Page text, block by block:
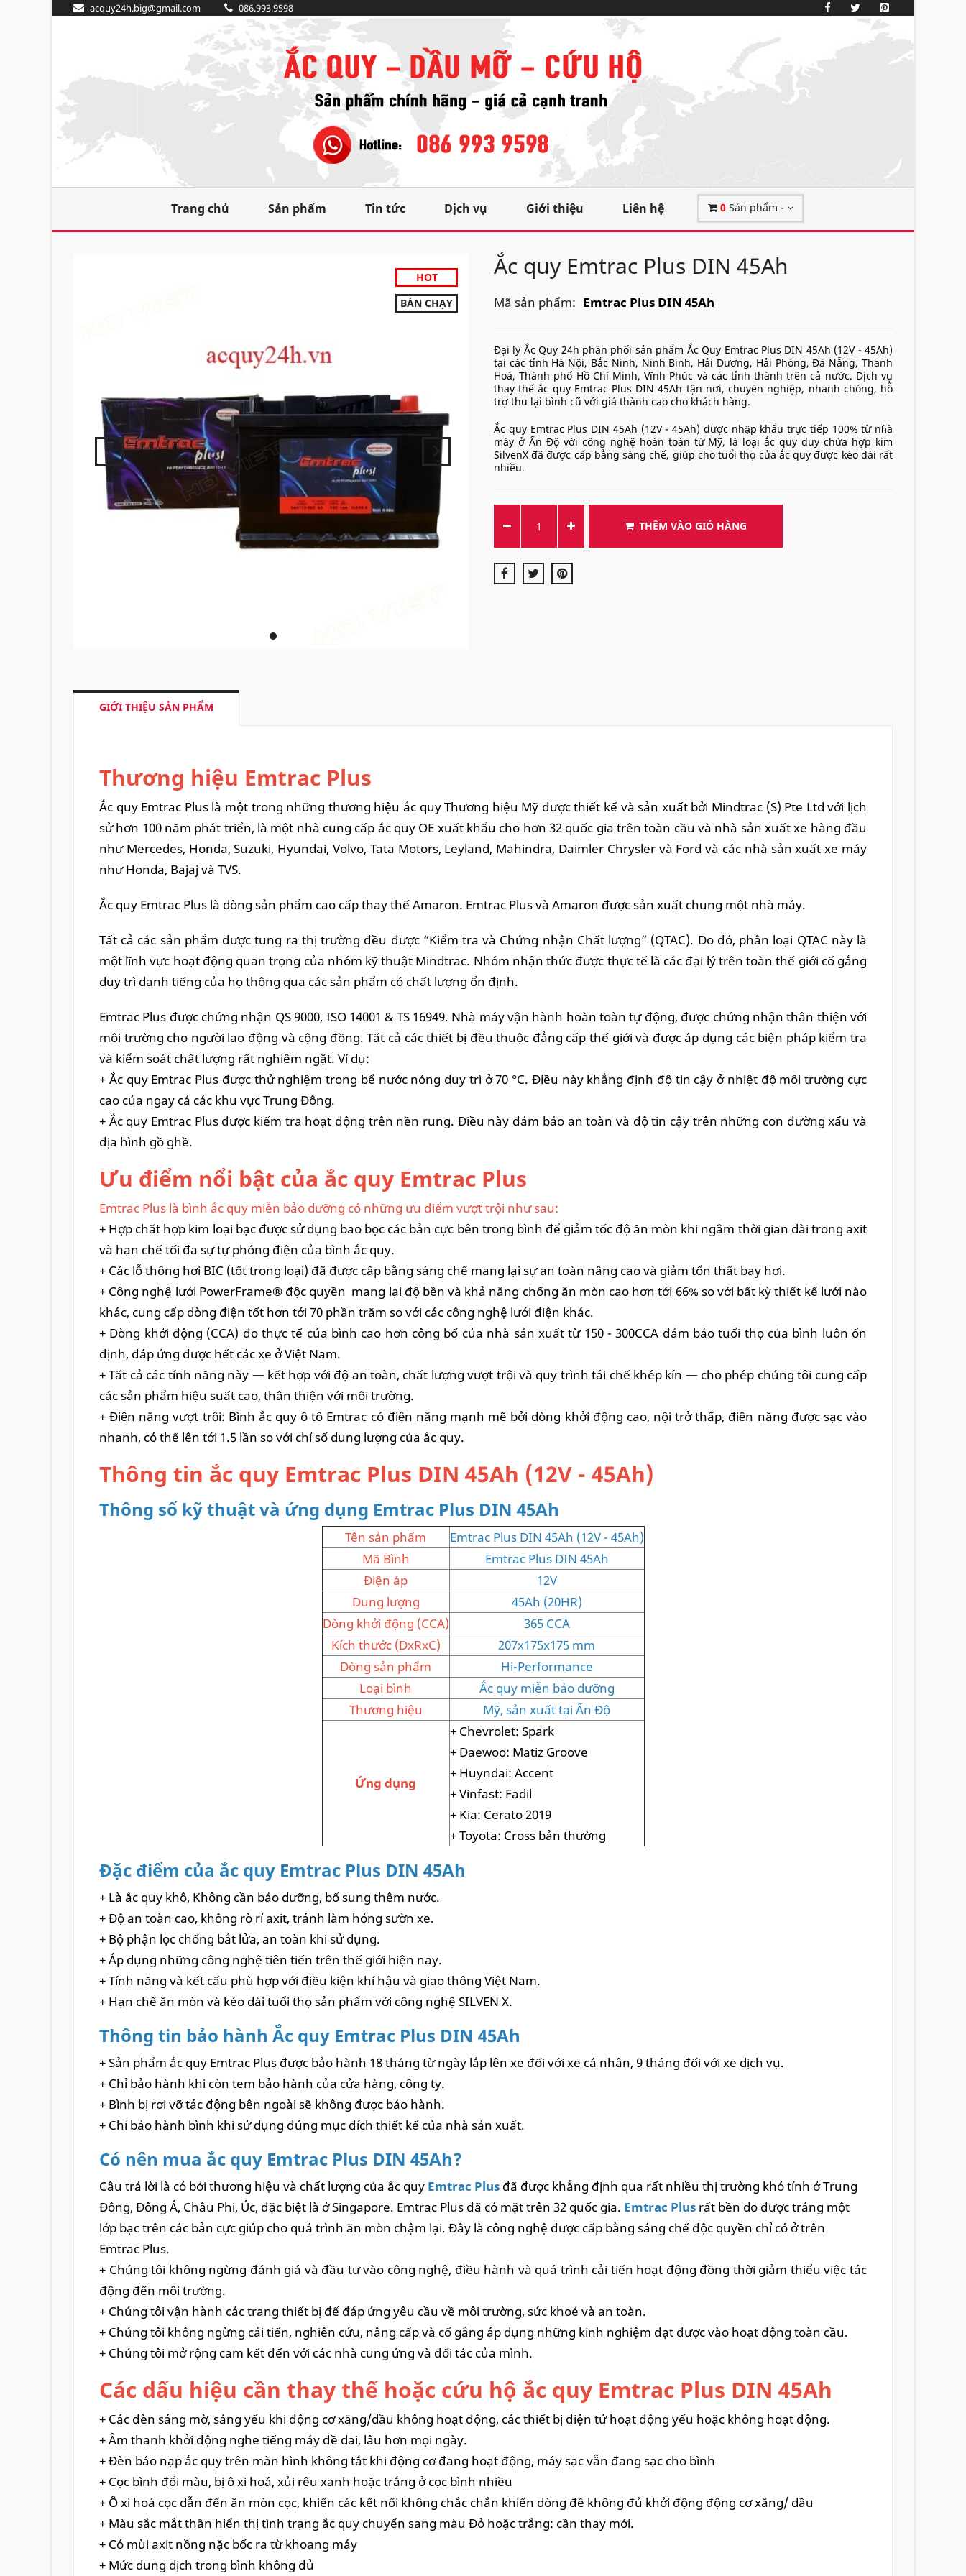
acquy24h.big@gmail.com 086.993.9598
Trang chủ Sản phẩm Tin tức Dịch vụ Giới thiệu Liên hệ 0Sản phẩm -
HOT
BÁN CHẠY
Ắc quy Emtrac Plus DIN 45Ah
Mã sản phẩm: Emtrac Plus DIN 45Ah
Đại lý Ắc Quy 24h phân phối sản phẩm Ắc Quy Emtrac Plus DIN 45Ah (12V - 45Ah)
tại các tỉnh Hà Nội, Bắc Ninh, Ninh Bình, Hải Dương, Hải Phòng, Đà Nẵng, Thanh
Hoá, Thành phố Hồ Chí Minh, Vĩnh Phúc và các tỉnh thành trên cả nước. Dịch vụ
thay thế ắc quy Emtrac Plus DIN 45Ah tận nơi, chuyên nghiệp, nhanh chóng, hỗ
trợ thu lại bình cũ với giá thành cao cho khách hàng.
Ắc quy Emtrac Plus DIN 45Ah (12V - 45Ah) được nhập khẩu trực tiếp 100% từ nh̀à
máy ở Ấn Độ với công nghệ hoàn toàn từ Mỹ, là loại ắc quy duy chứa hợp kim
SilvenX đã được cấp bằng sáng chế, giúp cho tuổi thọ của ắc quy được kéo dài rất
nhiều.
THÊM VÀO GIỎ HÀNG
GIỚI THIỆU SẢN PHẨM
Thương hiệu Emtrac Plus
Ắc quy Emtrac Plus là một trong những thương hiệu ắc quy Thương hiệu Mỹ được thiết kế và sản xuất bởi Mindtrac (S) Pte Ltd với lịch
sử hơn 100 năm phát triển, là một nhà cung cấp ắc quy OE xuất khẩu cho hơn 32 quốc gia trên toàn cầu và nhà sản xuất xe hàng đầu
như Mercedes, Honda, Suzuki, Hyundai, Volvo, Tata Motors, Leyland, Mahindra, Daimler Chrysler và Ford và các nhà sản xuất xe máy
như Honda, Bajaj và TVS.
Ắc quy Emtrac Plus là dòng sản phẩm cao cấp thay thế Amaron. Emtrac Plus và Amaron được sản xuất chung một nhà máy.
Tất cả các sản phẩm được tung ra thị trường đều được “Kiểm tra và Chứng nhận Chất lượng” (QTAC). Do đó, phân loại QTAC này là
một lĩnh vực hoạt động quan trọng của nhóm kỹ thuật Mindtrac. Nhóm nhận thức được thực tế là các đại lý trên toàn thế giới cố gắng
duy trì danh tiếng của họ thông qua các sản phẩm có chất lượng ổn định.
Emtrac Plus được chứng nhận QS 9000, ISO 14001 & TS 16949. Nhà máy vận hành hoàn toàn tự động, được chứng nhận thân thiện với
môi trường cho người lao động và cộng đồng. Tất cả các thiết bị đều thuộc đẳng cấp thế giới và được áp dụng các biện pháp kiểm tra
và kiểm soát chất lượng rất nghiêm ngặt. Ví dụ:
+ Ắc quy Emtrac Plus được thử nghiệm trong bể nước nóng duy trì ở 70 °C. Điều này khẳng định độ tin cậy ở nhiệt độ môi trường cực
cao của ngay cả các khu vực Trung Đông.
+ Ắc quy Emtrac Plus được kiểm tra hoạt động trên nền rung. Điều này đảm bảo an toàn và độ tin cậy trên những con đường xấu và
địa hình gồ ghề.
Ưu điểm nổi bật của ắc quy Emtrac Plus
Emtrac Plus là bình ắc quy miễn bảo dưỡng có những ưu điểm vượt trội như sau:
+ Hợp chất hợp kim loại bạc được sử dụng bao bọc các bản cực bên trong bình để giảm tốc độ ăn mòn khi ngâm thời gian dài trong axit
và hạn chế tối đa sự tự phóng điện của bình ắc quy.
+ Các lỗ thông hơi BIC (tốt trong loại) đã được cấp bằng sáng chế mang lại sự an toàn nâng cao và giảm tổn thất bay hơi.
+ Công nghệ lưới PowerFrame® độc quyền mang lại độ bền và khả năng chống ăn mòn cao hơn tới 66% so với bất kỳ thiết kế lưới nào
khác, cung cấp dòng điện tốt hơn tới 70 phần trăm so với các công nghệ lưới điện khác.
+ Dòng khởi động (CCA) đo thực tế của bình cao hơn công bố của nhà sản xuất từ 150 - 300CCA đảm bảo tuổi thọ của bình luôn ổn
định, đáp ứng được hết các xe ở Việt Nam.
+ Tất cả các tính năng này — kết hợp với độ an toàn, chất lượng vượt trội và quy trình tái chế khép kín — cho phép chúng tôi cung cấp
các sản phẩm hiệu suất cao, thân thiện với môi trường.
+ Điện năng vượt trội: Bình ắc quy ô tô Emtrac có điện năng mạnh mẽ bởi dòng khởi động cao, nội trở thấp, điện năng được sạc vào
nhanh, có thể lên tới 1.5 lần so với chỉ số dung lượng của ắc quy.
Thông tin ắc quy Emtrac Plus DIN 45Ah (12V - 45Ah)
Thông số kỹ thuật và ứng dụng Emtrac Plus DIN 45Ah
Tên sản phẩm
Emtrac Plus DIN 45Ah (12V - 45Ah)
Mã Bình
Emtrac Plus DIN 45Ah
Điện áp
12V
Dung lượng
45Ah (20HR)
Dòng khởi động (CCA)
365 CCA
Kích thước (DxRxC)
207x175x175 mm
Dòng sản phẩm
Hi-Performance
Loại bình
Ắc quy miễn bảo dưỡng
Thương hiệu
Mỹ, sản xuất tại Ấn Độ
Ứng dụng
+ Chevrolet: Spark
+ Daewoo: Matiz Groove
+ Huyndai: Accent
+ Vinfast: Fadil
+ Kia: Cerato 2019
+ Toyota: Cross bản thường
Đặc điểm của ắc quy Emtrac Plus DIN 45Ah
+ Là ắc quy khô, Không cần bảo dưỡng, bổ sung thêm nước.
+ Độ an toàn cao, không rò rỉ axit, tránh làm hỏng sườn xe.
+ Bộ phận lọc chống bắt lửa, an toàn khi sử dụng.
+ Áp dụng những công nghệ tiên tiến trên thế giới hiện nay.
+ Tính năng và kết cấu phù hợp với điều kiện khí hậu và giao thông Việt Nam.
+ Hạn chế ăn mòn và kéo dài tuổi thọ sản phẩm với công nghệ SILVEN X.
Thông tin bảo hành Ắc quy Emtrac Plus DIN 45Ah
+ Sản phẩm ắc quy Emtrac Plus được bảo hành 18 tháng từ ngày lắp lên xe đối với xe cá nhân, 9 tháng đối với xe dịch vụ.
+ Chỉ bảo hành khi còn tem bảo hành của cửa hàng, công ty.
+ Bình bị rơi vỡ tác động bên ngoài sẽ không được bảo hành.
+ Chỉ bảo hành bình khi sử dụng đúng mục đích thiết kế của nhà sản xuất.
Có nên mua ắc quy Emtrac Plus DIN 45Ah?
Câu trả lời là có bởi thương hiệu và chất lượng của ắc quy Emtrac Plus đã được khẳng định qua rất nhiều thị trường khó tính ở Trung
Đông, Đông Á, Châu Phi, Úc, đặc biệt là ở Singapore. Emtrac Plus đã có mặt trên 32 quốc gia. Emtrac Plus rất bền do được tráng một
lớp bạc trên các bản cực giúp cho quá trình ăn mòn chậm lại. Đây là công nghệ được cấp bằng sáng chế độc quyền chỉ có ở trên
Emtrac Plus.
+ Chúng tôi không ngừng đánh giá và đầu tư vào công nghệ, điều hành và quá trình cải tiến hoạt động đồng thời giảm thiểu việc tác
động đến môi trường.
+ Chúng tôi vận hành các trang thiết bị để đáp ứng yêu cầu về môi trường, sức khoẻ và an toàn.
+ Chúng tôi không ngừng cải tiến, nghiên cứu, nâng cấp và cố gắng áp dụng những kinh nghiệm đạt được vào hoạt động toàn cầu.
+ Chúng tôi mở rộng cam kết đến với các nhà cung ứng và đối tác của mình.
Các dấu hiệu cần thay thế hoặc cứu hộ ắc quy Emtrac Plus DIN 45Ah
+ Các đèn sáng mờ, sáng yếu khi động cơ xăng/dầu không hoạt động, các thiết bị điện tử hoạt động yếu hoặc không hoạt động.
+ Âm thanh khởi động nghe tiếng máy đề dai, lâu hơn mọi ngày.
+ Đèn báo nạp ắc quy trên màn hình không tắt khi động cơ đang hoạt động, máy sạc vẫn đang sạc cho bình
+ Cọc bình đổi màu, bị ô xi hoá, xủi rêu xanh hoặc trắng ở cọc bình nhiều
+ Ô xi hoá cọc dẫn đến ăn mòn cọc, khiến các kết nối không chắc chắn khiến dòng đề không đủ khởi động động cơ xăng/ dầu
+ Màu sắc mắt thần hiển thị tình trạng ắc quy chuyển sang màu Đỏ hoặc trắng: cần thay mới.
+ Có mùi axit nồng nặc bốc ra từ khoang máy
+ Mức dung dịch trong bình không đủ